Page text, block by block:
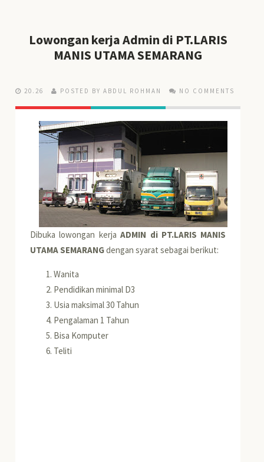
Lowongan kerja Admin di PT.LARIS
MANIS UTAMA SEMARANG
20.26 POSTED BY ABDUL ROHMAN NO COMMENTS
Dibuka lowongan kerjaADMIN di PT.LARIS MANIS
UTAMA SEMARANGdengan syarat sebagai berikut:
Wanita
Pendidikan minimal D3
Usia maksimal 30 Tahun
Pengalaman 1 Tahun
Bisa Komputer
Teliti